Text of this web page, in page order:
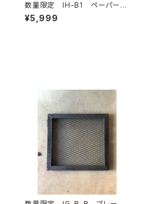
数量限定 IH-B1 ペーパーホ
ルダー キッチンペーパー トイレ
ットペーパー アイアン 鉄製 イ
¥5,999